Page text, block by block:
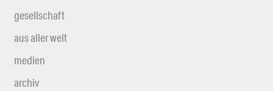
gesellschaft
aus aller welt
medien
archiv